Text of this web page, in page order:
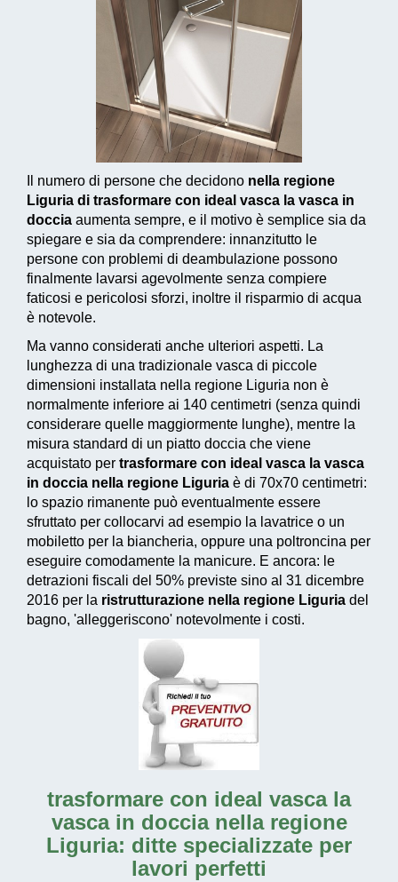
Il numero di persone che decidono nella regione
Liguria di trasformare con ideal vasca la vasca in
doccia aumenta sempre, e il motivo è semplice sia da
spiegare e sia da comprendere: innanzitutto le
persone con problemi di deambulazione possono
finalmente lavarsi agevolmente senza compiere
faticosi e pericolosi sforzi, inoltre il risparmio di acqua
è notevole.
Ma vanno considerati anche ulteriori aspetti. La
lunghezza di una tradizionale vasca di piccole
dimensioni installata nella regione Liguria non è
normalmente inferiore ai 140 centimetri (senza quindi
considerare quelle maggiormente lunghe), mentre la
misura standard di un piatto doccia che viene
acquistato per trasformare con ideal vasca la vasca
in doccia nella regione Liguria è di 70x70 centimetri:
lo spazio rimanente può eventualmente essere
sfruttato per collocarvi ad esempio la lavatrice o un
mobiletto per la biancheria, oppure una poltroncina per
eseguire comodamente la manicure. E ancora: le
detrazioni fiscali del 50% previste sino al 31 dicembre
2016 per la ristrutturazione nella regione Liguria del
bagno, 'alleggeriscono' notevolmente i costi.
trasformare con ideal vasca la
vasca in doccia nella regione
Liguria: ditte specializzate per
lavori perfetti